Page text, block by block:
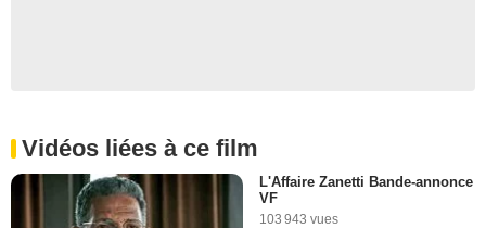
Vidéos liées à ce film
L'Affaire Zanetti Bande-annonce
VF
103 943 vues